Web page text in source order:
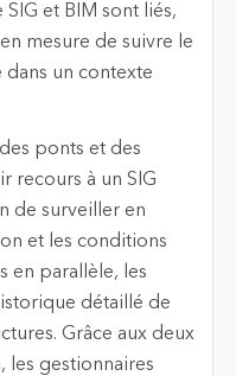
et BIM sont liés,
mesure de suivre le
dans un contexte
ponts et des
recours à un SIG
de surveiller en
et les conditions
en parallèle, les
détaillé de
Grâce aux deux
les gestionnaires